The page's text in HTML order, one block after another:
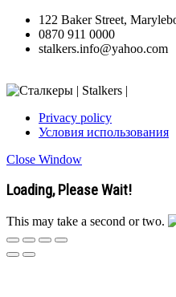
122 Baker Street,
0870 911 0000
stalkers.info@yahoo.com
Privacy policy
Условия использования
Close Window
Loading, Please Wait!
This may take a second or two.